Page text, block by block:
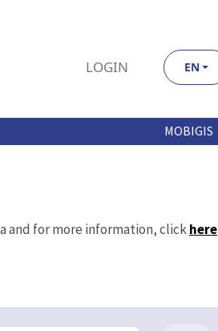
LOGIN EN
MOBIGIS
and for more information, click here